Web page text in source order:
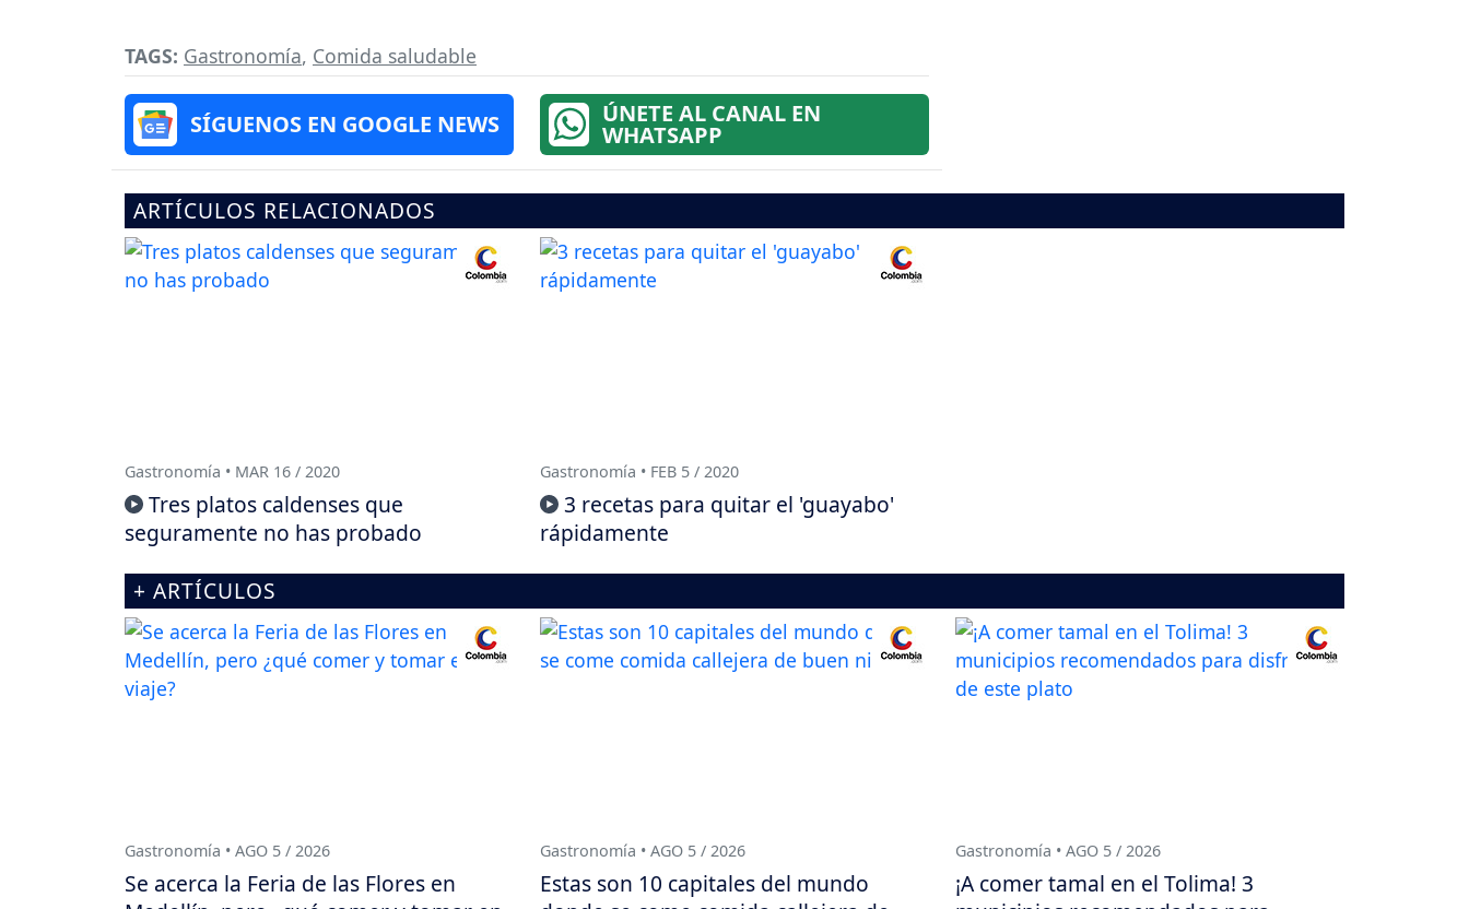
TAGS: Gastronomía, Comida saludable
SÍGUENOS EN GOOGLE NEWS ÚNETE AL CANAL EN
WHATSAPP
ARTÍCULOS RELACIONADOS
Gastronomía • MAR 16 / 2020
Tres platos caldenses que
seguramente no has probado
Gastronomía • FEB 5 / 2020
3 recetas para quitar el 'guayabo'
rápidamente
+ ARTÍCULOS
Gastronomía • AGO 5 / 2026
Se acerca la Feria de las Flores en
Gastronomía • AGO 5 / 2026
Estas son 10 capitales del mundo
Gastronomía • AGO 5 / 2026
¡A comer tamal en el Tolima! 3